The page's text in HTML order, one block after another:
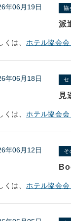
協
派
年06月19日
くは、 ホテル協会
セ
見
年06月18日
くは、 ホテル協会
そ
年06月12日
くは、 ホテル協会